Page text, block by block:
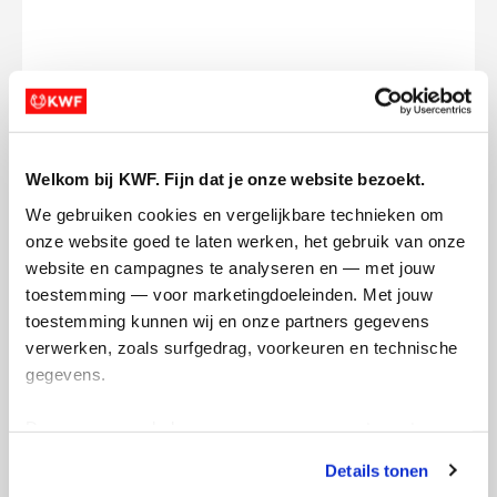
Welkom bij KWF. Fijn dat je onze website bezoekt.
We gebruiken cookies en vergelijkbare technieken om
onze website goed te laten werken, het gebruik van onze
website en campagnes te analyseren en — met jouw
toestemming — voor marketingdoeleinden. Met jouw
toestemming kunnen wij en onze partners gegevens
verwerken, zoals surfgedrag, voorkeuren en technische
gegevens.
tonen. Je kunt je toestemming op elk moment wijzigen of
Details tonen
Opgehaald
€0
Streefbedrag
€150
Doneer
Ella's badges